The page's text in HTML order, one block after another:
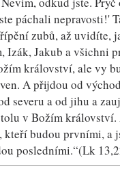
páchali nepravosti!'
zubů, až uvidíte,
Izák, Jakub a všichni
království, ale vy
A přijdou od
severu a od jihu a
v Božím království.
kteří budou prvními, a
posledními.“(Lk